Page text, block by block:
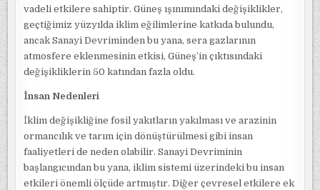
vadeli etkilere sahiptir. Güneş ışınımındaki değişiklikler,
geçtiğimiz yüzyılda iklim eğilimlerine katkıda bulundu,
ancak Sanayi Devriminden bu yana, sera gazlarının
atmosfere eklenmesinin etkisi, Güneş’in çıktısındaki
değişikliklerin 50 katından fazla oldu.
İnsan Nedenleri
İklim değişikliğine fosil yakıtların yakılması ve arazinin
ormancılık ve tarım için dönüştürülmesi gibi insan
faaliyetleri de neden olabilir. Sanayi Devriminin
başlangıcından bu yana, iklim sistemi üzerindeki bu insan
etkileri önemli ölçüde artmıştır. Diğer çevresel etkilere ek